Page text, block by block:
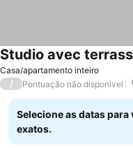
Casa/apartamento inteiro
/ Pontuação não disponível
Selecione as datas para
exatos.